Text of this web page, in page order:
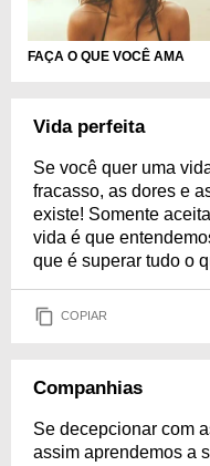
FAÇA O QUE VOCÊ AMA
Vida perfeita
Se você quer uma
fracasso, as dores e
existe! Somente
vida é que
que é superar tudo o
COPIAR
Companhias
Se decepcionar com
assim aprendemos a